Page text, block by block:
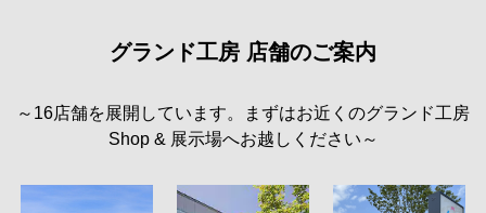
グランド工房 店舗のご案内
～16店舗を展開しています。まずはお近くのグランド工房
Shop & 展示場へお越しください～